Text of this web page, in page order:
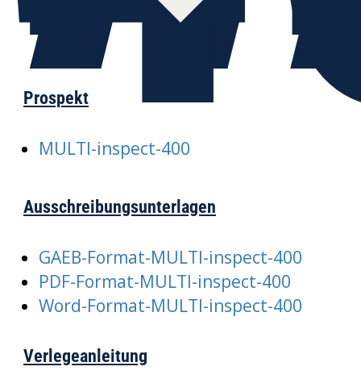
Prospekt
MULTI-inspect-400
Ausschreibungsunterlagen
GAEB-Format-MULTI-inspect-400
PDF-Format-MULTI-inspect-400
Word-Format-MULTI-inspect-400
Verlegeanleitung